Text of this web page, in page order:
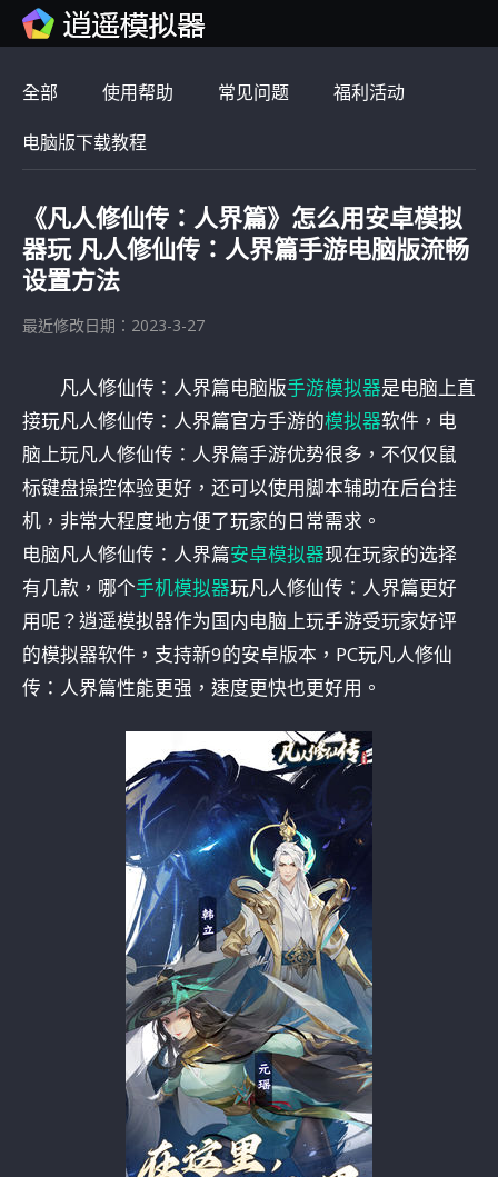
全部 使用帮助 常见问题 福利活动
电脑版下载教程
《凡人修仙传：人界篇》怎么用安卓模拟
器玩 凡人修仙传：人界篇手游电脑版流畅
设置方法
最近修改日期：2023-3-27
凡人修仙传：人界篇电脑版手游模拟器是电脑上直
接玩凡人修仙传：人界篇官方手游的模拟器软件，电
脑上玩凡人修仙传：人界篇手游优势很多，不仅仅鼠
标键盘操控体验更好，还可以使用脚本辅助在后台挂
机，非常大程度地方便了玩家的日常需求。
电脑凡人修仙传：人界篇安卓模拟器现在玩家的选择
有几款，哪个手机模拟器玩凡人修仙传：人界篇更好
用呢？逍遥模拟器作为国内电脑上玩手游受玩家好评
的模拟器软件，支持新9的安卓版本，PC玩凡人修仙
传：人界篇性能更强，速度更快也更好用。